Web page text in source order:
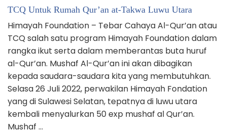
TCQ Untuk Rumah Qur’an at-Takwa Luwu Utara
Himayah Foundation – Tebar Cahaya Al-Qur’an atau
TCQ salah satu program Himayah Foundation dalam
rangka ikut serta dalam memberantas buta huruf
al-Qur’an. Mushaf Al-Qur’an ini akan dibagikan
kepada saudara-saudara kita yang membutuhkan.
Selasa 26 Juli 2022, perwakilan Himayah Fondation
yang di Sulawesi Selatan, tepatnya di luwu utara
kembali menyalurkan 50 exp mushaf al Qur’an.
Mushaf …